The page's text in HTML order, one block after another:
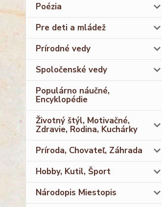
Poézia
Pre deti a mládež
Prírodné vedy
Spoločenské vedy
Populárno náučné,
Encyklopédie
Životný štýl, Motivačné,
Zdravie, Rodina, Kuchárky
Príroda, Chovateľ, Záhrada
Hobby, Kutil, Šport
Národopis Miestopis